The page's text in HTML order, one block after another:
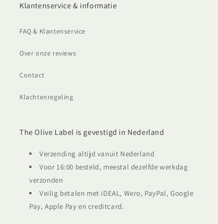
Klantenservice & informatie
FAQ & Klantenservice
Over onze reviews
Contact
Klachtenregeling
The Olive Label is gevestigd in Nederland
Verzending altijd vanuit Nederland
Voor 16:00 besteld, meestal dezelfde werkdag
verzonden
Veilig betalen met iDEAL, Wero, PayPal, Google
Pay, Apple Pay en creditcard.